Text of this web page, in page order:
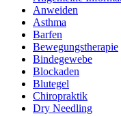
Anweiden
Asthma
Barfen
Bewegungstherapie
Bindegewebe
Blockaden
Blutegel
Chiropraktik
Dry Needling